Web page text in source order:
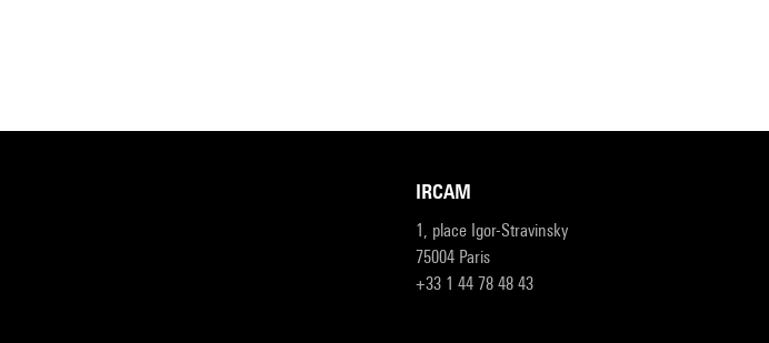
IRCAM
1, place Igor-Stravinsky
75004 Paris
+33 1 44 78 48 43